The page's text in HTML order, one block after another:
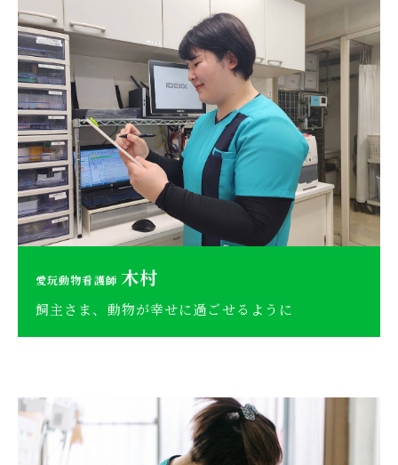
愛玩動物看護師 木村
飼主さま、動物が幸せに過ごせるように